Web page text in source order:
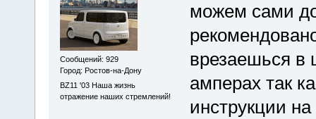
Сообщений: 929
Город: Ростов-на-Дону
BZ11 '03 Наша жизнь
отражение наших стремлений!
можем сами
врезаешься в
амперах так
инструкции